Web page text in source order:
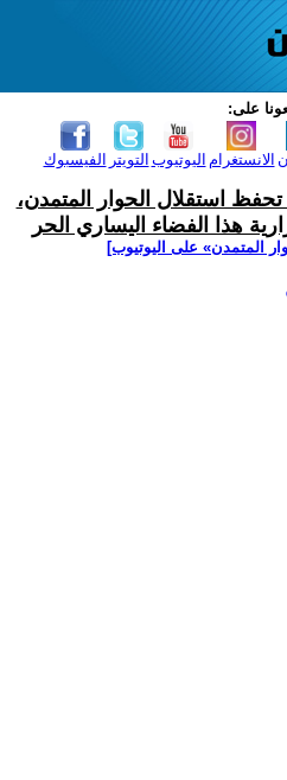
على:
الفيسبوك التويتر اليوتيوب الانستغرام
تحفظ استقلال الحوار المتمدن،
هذا الفضاء اليساري الحر
المتمدن» على اليوتيوب]